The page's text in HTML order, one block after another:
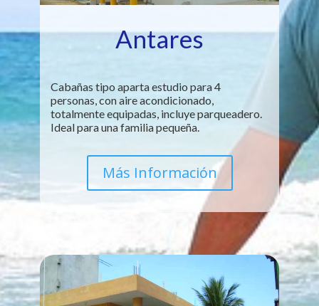
Antares
Cabañas tipo aparta estudio para 4
personas, con aire acondicionado,
totalmente equipadas, incluye parqueadero.
Ideal para una familia pequeña.
Más Información